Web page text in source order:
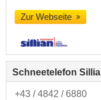
Zur Webseite
Schneetelefon
+43 / 4842 / 6880